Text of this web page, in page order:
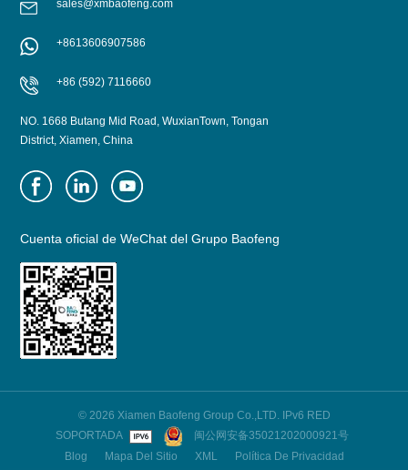
sales@xmbaofeng.com
+8613606907586
+86 (592) 7116660
NO. 1668 Butang Mid Road, WuxianTown, Tongan
District, Xiamen, China
Cuenta oficial de WeChat del Grupo Baofeng
© 2026 Xiamen Baofeng Group Co.,LTD. IPv6 RED
SOPORTADA
闽公网安备35021202000921号
Blog
Mapa Del Sitio XML Política De Privacidad